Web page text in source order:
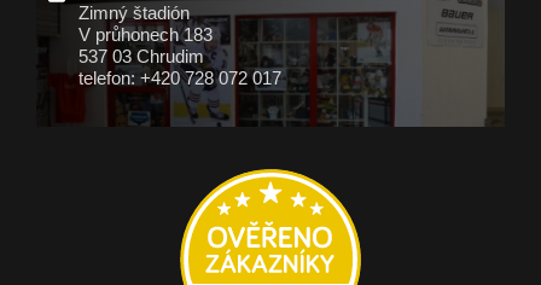
Zimný štadión
V průhonech 183
537 03 Chrudim
telefon: +420 728 072 017